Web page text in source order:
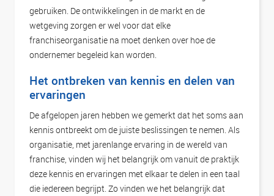
gebruiken. De ontwikkelingen in de markt en de
wetgeving zorgen er wel voor dat elke
franchiseorganisatie na moet denken over hoe de
ondernemer begeleid kan worden.
Het ontbreken van kennis en delen van
ervaringen
De afgelopen jaren hebben we gemerkt dat het soms aan
kennis ontbreekt om de juiste beslissingen te nemen. Als
organisatie, met jarenlange ervaring in de wereld van
franchise, vinden wij het belangrijk om vanuit de praktijk
deze kennis en ervaringen met elkaar te delen in een taal
die iedereen begrijpt. Zo vinden we het belangrijk dat